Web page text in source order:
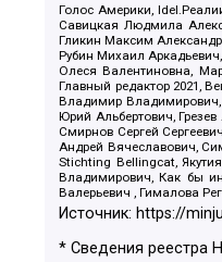
Голос Америки,
Савицкая Людмила
Гликин Максим
Рубин Михаил
Олеся Валентиновна,
Главный редактор 2021,
Владимир Владимирович,
Юрий Альбертович,
Смирнов Сергей
Андрей Вячеславович,
Stichting Bellingcat,
Владимирович, Как бы
Валерьевич , Гималова
Источник: https://
* Сведения реестра